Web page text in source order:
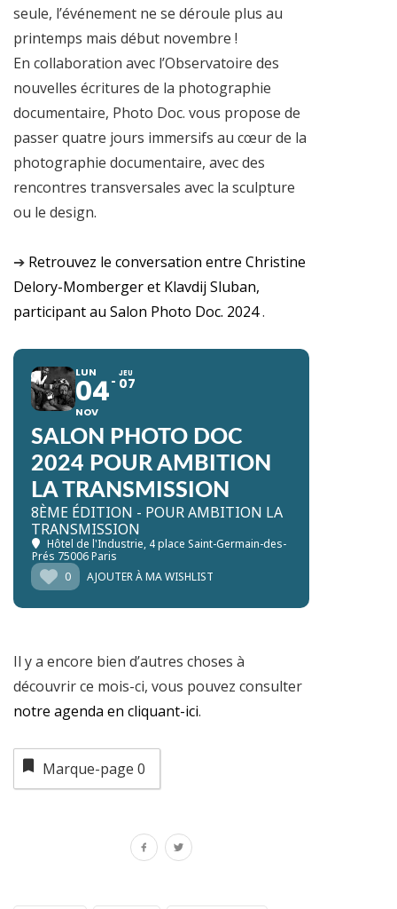
seule, l’événement ne se déroule plus au
printemps mais début novembre !
En collaboration avec l’Observatoire des
nouvelles écritures de la photographie
documentaire, Photo Doc. vous propose de
passer quatre jours immersifs au cœur de la
photographie documentaire, avec des
rencontres transversales avec la sculpture
ou le design.
➔ Retrouvez le conversation entre Christine
Delory-Momberger et Klavdij Sluban,
participant au Salon Photo Doc. 2024.
LUN
04
NOV
JEU
07
SALON PHOTO DOC
2024 POUR AMBITION
LA TRANSMISSION
8ÈME ÉDITION - POUR AMBITION LA
TRANSMISSION
Hôtel de l'Industrie, 4 place Saint-Germain-des-
Prés 75006 Paris
0
AJOUTER À MA WISHLIST
Il y a encore bien d’autres choses à
découvrir ce mois-ci, vous pouvez consulter
notre agenda en cliquant-ici.
Marque-page 0